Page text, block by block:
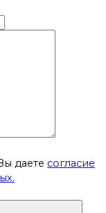
даете согласие